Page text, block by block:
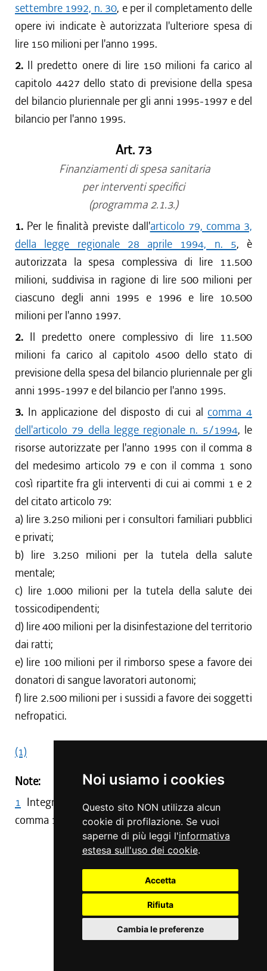
Noi usiamo i cookies
Questo sito NON utilizza alcun
cookie di profilazione. Se vuoi
saperne di più leggi l'informativa
estesa sull'uso dei cookie.
Accetta
Rifiuta
Cambia le preferenze
settembre 1992, n. 30, e per il completamento delle
opere ivi indicate è autorizzata l'ulteriore spesa di
lire 150 milioni per l'anno 1995.
2. Il predetto onere di lire 150 milioni fa carico al
capitolo 4427 dello stato di previsione della spesa
del bilancio pluriennale per gli anni 1995-1997 e del
bilancio per l'anno 1995.
Art. 73
Finanziamenti di spesa sanitaria
per interventi specifici
(programma 2.1.3.)
1. Per le finalità previste dall'articolo 79, comma 3,
della legge regionale 28 aprile 1994, n. 5, è
autorizzata la spesa complessiva di lire 11.500
milioni, suddivisa in ragione di lire 500 milioni per
ciascuno degli anni 1995 e 1996 e lire 10.500
milioni per l'anno 1997.
2. Il predetto onere complessivo di lire 11.500
milioni fa carico al capitolo 4500 dello stato di
previsione della spesa del bilancio pluriennale per gli
anni 1995-1997 e del bilancio per l'anno 1995.
3. In applicazione del disposto di cui al comma 4
dell'articolo 79 della legge regionale n. 5/1994, le
risorse autorizzate per l'anno 1995 con il comma 8
del medesimo articolo 79 e con il comma 1 sono
così ripartite fra gli interventi di cui ai commi 1 e 2
del citato articolo 79:
a) lire 3.250 milioni per i consultori familiari pubblici
e privati;
b) lire 3.250 milioni per la tutela della salute
mentale;
c) lire 1.000 milioni per la tutela della salute dei
tossicodipendenti;
d) lire 400 milioni per la disinfestazione del territorio
dai ratti;
e) lire 100 milioni per il rimborso spese a favore dei
donatori di sangue lavoratori autonomi;
f) lire 2.500 milioni per i sussidi a favore dei soggetti
nefropatici.
(1)
Note:
1 Integrata la disciplina del comma 3 da art. 19,
comma 16, L. R. 12/1995
INTERVENTI NEL SETTORE
DELL'ASSISTENZA
Art. 74